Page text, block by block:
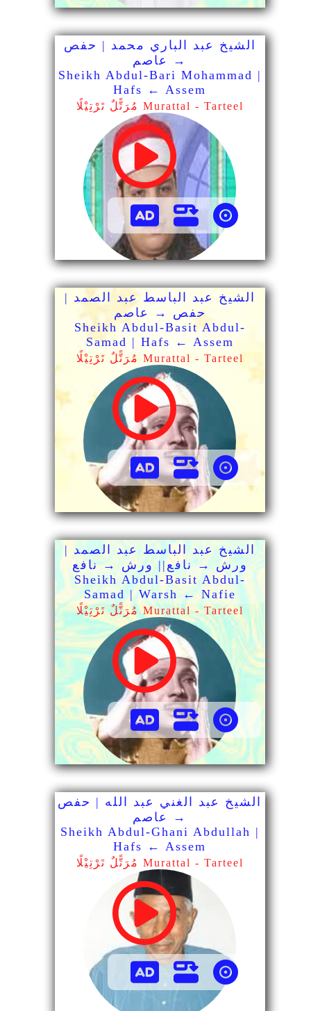
الشيخ عبد الباري محمد | حفص
→ عاصم
Sheikh Abdul-Bari Mohammad |
Hafs ← Assem
مُرَتًّلٌ تَرْتِيْلًا Murattal - Tarteel
الشيخ عبد الباسط عبد الصمد |
حفص → عاصم
Sheikh Abdul-Basit Abdul-
Samad | Hafs ← Assem
مُرَتًّلٌ تَرْتِيْلًا Murattal - Tarteel
الشيخ عبد الباسط عبد الصمد |
ورش → نافع|| ورش → نافع
Sheikh Abdul-Basit Abdul-
Samad | Warsh ← Nafie
مُرَتًّلٌ تَرْتِيْلًا Murattal - Tarteel
الشيخ عبد الغني عبد الله | حفص
→ عاصم
Sheikh Abdul-Ghani Abdullah |
Hafs ← Assem
مُرَتًّلٌ تَرْتِيْلًا Murattal - Tarteel